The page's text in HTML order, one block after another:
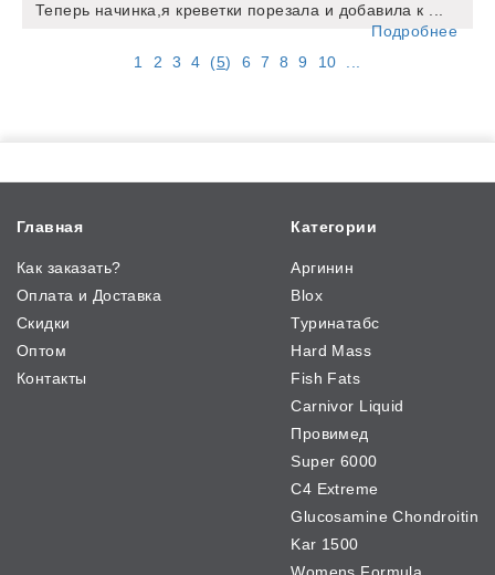
Теперь начинка,я креветки порезала и добавила к ...
Подробнее
1
2 3 4 (5) 6 7 8 9 10 ...
Главная
Как заказать?
Оплата и Доставка
Скидки
Оптом
Контакты
Категории
Аргинин
Blox
Туринатабс
Hard Mass
Fish Fats
Carnivor Liquid
Провимед
Super 6000
C4 Extreme
Glucosamine Chondroitin
Kar 1500